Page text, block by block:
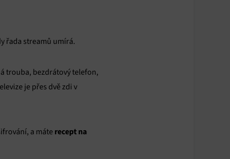
řada streamů umírá.
trouba, bezdrátový telefon,
je přes dvě zdi v
a máte recept na